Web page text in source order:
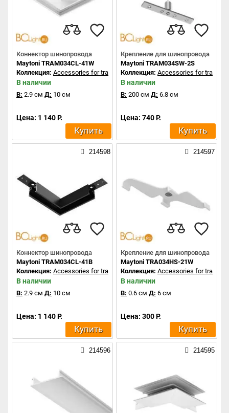
Коннектор шинопровода
Maytoni TRAM034CL-41W
Коллекция: Accessories for tracks Exility
В наличии
В: 2.9 см Д: 10 см
Цена: 1 140 Р.
Купить
Крепление для шинопровода
Maytoni TRAM034SW-2S
Коллекция: Accessories for tracks
В наличии
В: 200 см Д: 6.8 см
Цена: 740 Р.
Купить
214598
Коннектор шинопровода
Maytoni TRAM034CL-41B
Коллекция: Accessories for tracks Exility
В наличии
В: 2.9 см Д: 10 см
Цена: 1 140 Р.
Купить
214597
Крепление для шинопровода
Maytoni TRA034HS-21W
Коллекция: Accessories for tracks
В наличии
В: 0.6 см Д: 6 см
Цена: 300 Р.
Купить
214596 214595